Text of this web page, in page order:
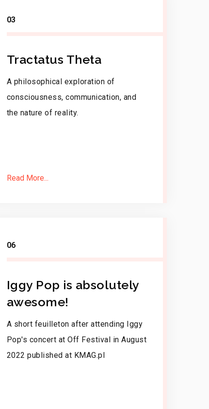
03
Tractatus Theta
A philosophical exploration of
consciousness, communication, and
the nature of reality.
Read More...
06
Iggy Pop is absolutely
awesome!
A short feuilleton after attending Iggy
Pop's concert at Off Festival in August
2022 published at KMAG.pl